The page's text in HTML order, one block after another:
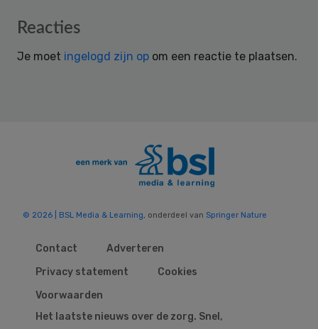
Reader
Reacties
Je moet ingelogd zijn op om een reactie te plaatsen.
© 2026 | BSL Media & Learning , onderdeel van Springer Nature
Contact
Adverteren
Privacy statement
Cookies
Voorwaarden
Het laatste nieuws over de zorg. Snel,